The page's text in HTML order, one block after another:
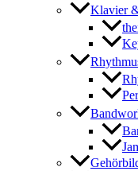
Klavier